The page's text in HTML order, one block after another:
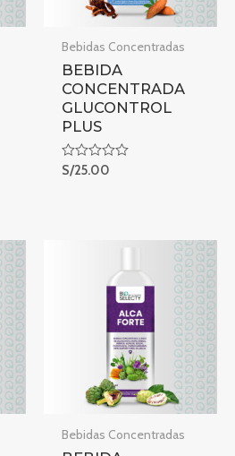
Bebidas Concentradas
BEBIDA
CONCENTRADA
GLUCONTROL
PLUS
Rated
S/25.00
Bebidas Concentradas